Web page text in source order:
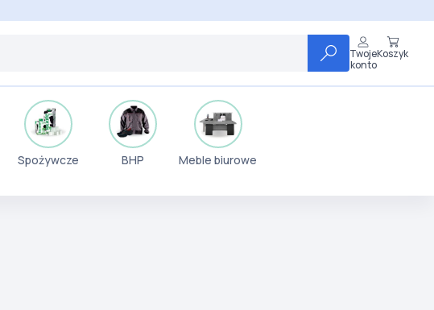
Twoje
konto
Koszyk
Spożywcze BHP Meble biurowe